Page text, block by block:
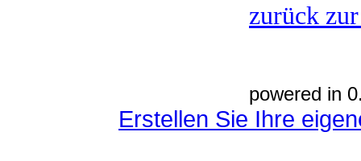
zurück
powered in
Erstellen Sie Ihre